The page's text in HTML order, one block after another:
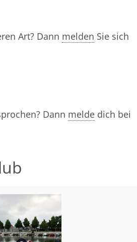
Art? Dann melden Sie sich
Dann melde dich bei